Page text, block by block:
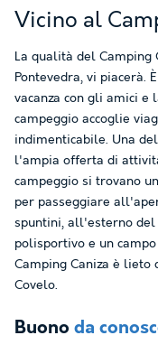
Vicino al
La qualità del Camping
Pontevedra, vi piacerà.
vacanza con gli amici
campeggio accoglie
indimenticabile. Una
l'ampia offerta di
campeggio si trovano
per passeggiare
spuntini, all'esterno del
polisportivo e un
Camping Caniza è
Covelo.
Buono da